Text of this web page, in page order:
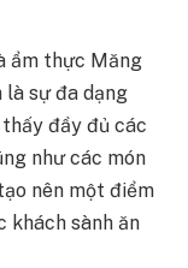
ẩm thực Măng
là sự đa dạng
đầy đủ các
như các món
nên một điểm
khách sành ăn